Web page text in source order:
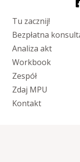
Tu zacznij!
Bezpłatna
Analiza akt
Workbook
Zespół
Zdaj MPU
Kontakt